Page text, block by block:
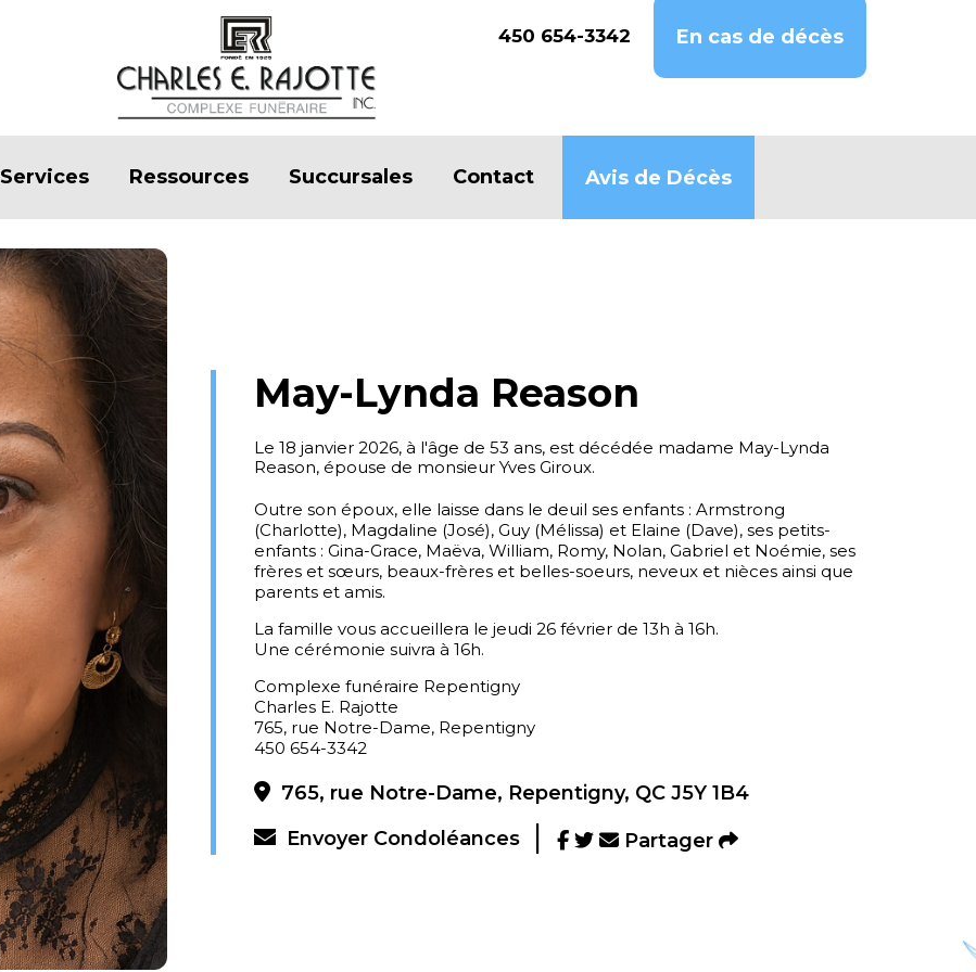
450 654-3342 En cas de décès
Services Ressources Succursales Contact Avis de Décès
May-Lynda Reason
Le 18 janvier 2026, à l'âge de 53 ans, est décédée madame May-Lynda
Reason, épouse de monsieur Yves Giroux.
Outre son époux, elle laisse dans le deuil ses enfants : Armstrong
(Charlotte), Magdaline (José), Guy (Mélissa) et Elaine (Dave), ses petits-
enfants : Gina-Grace, Maëva, William, Romy, Nolan, Gabriel et Noémie, ses
frères et sœurs, beaux-frères et belles-soeurs, neveux et nièces ainsi que
parents et amis.
La famille vous accueillera le jeudi 26 février de 13h à 16h.
Une cérémonie suivra à 16h.
Complexe funéraire Repentigny
Charles E. Rajotte
765, rue Notre-Dame, Repentigny
450 654-3342
765, rue Notre-Dame, Repentigny, QC J5Y 1B4
Envoyer Condoléances
Partager